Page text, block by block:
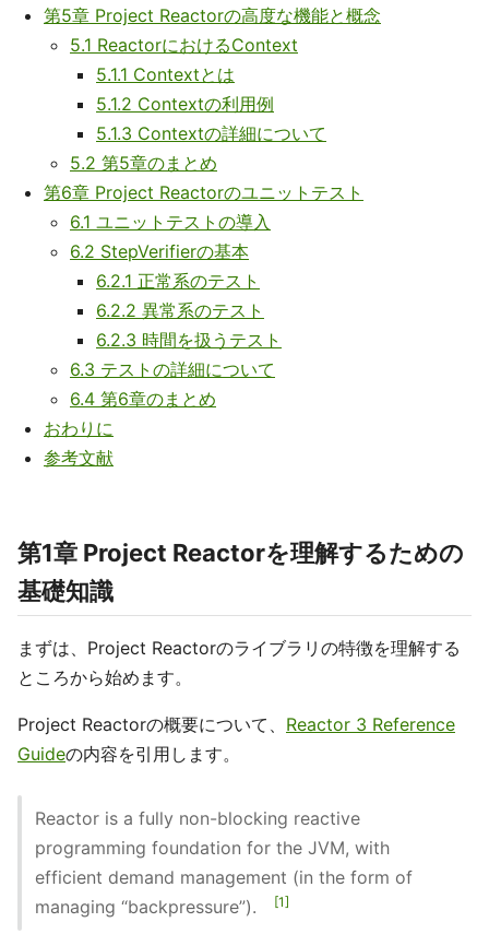
第5章 Project Reactorの高度な機能と概念
5.1 ReactorにおけるContext
5.1.1 Contextとは
5.1.2 Contextの利用例
5.1.3 Contextの詳細について
5.2 第5章のまとめ
第6章 Project Reactorのユニットテスト
6.1 ユニットテストの導入
6.2 StepVerifierの基本
6.2.1 正常系のテスト
6.2.2 異常系のテスト
6.2.3 時間を扱うテスト
6.3 テストの詳細について
6.4 第6章のまとめ
おわりに
参考文献
第1章 Project Reactorを理解するための
基礎知識
まずは、Project Reactorのライブラリの特徴を理解する
ところから始めます。
Project Reactorの概要について、 Reactor 3 Reference
Guideの内容を引用します。
Reactor is a fully non-blocking reactive
programming foundation for the JVM, with
efficient demand management (in the form of
managing “backpressure”).
1